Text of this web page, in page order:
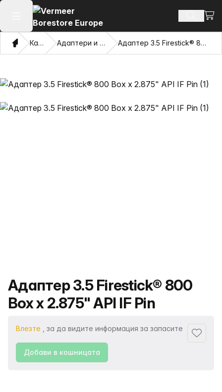
Отваряне на главното меню
ДомКаталог Адаптери и дърпащи очи Адаптер 3.5 Firestick® 800 Box x 2.875" API IF Pin
Име на продукта
Адаптер 3.5 Firestick® 800
Box x 2.875" API IF Pin
Влезте , за да видите информация за запасите
Добави в кошницата